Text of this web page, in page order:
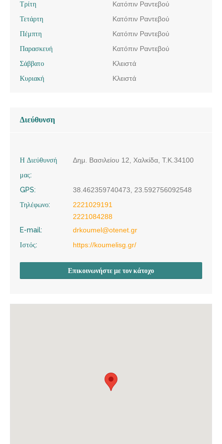
Τρίτη
Κατόπιν Ραντεβού
Τετάρτη
Κατόπιν Ραντεβού
Πέμπτη
Κατόπιν Ραντεβού
Παρασκευή
Κατόπιν Ραντεβού
Σάββατο
Κλειστά
Κυριακή
Κλειστά
Διεύθυνση
Η Διεύθυνσή
μας:
Δημ. Βασιλείου 12, Χαλκίδα, Τ.Κ.34100
GPS:
38.462359740473, 23.592756092548
Τηλέφωνο:
2221029191
2221084288
E-mail:
drkoumel@otenet.gr
Ιστός:
https://koumelisg.gr/
Επικοινωνήστε με τον κάτοχο